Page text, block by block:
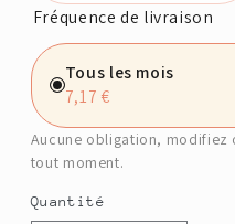
Fréquence de livraison
Tous les mois
7,17 €
Aucune obligation, modifiez
tout moment.
Quantité
Quantité